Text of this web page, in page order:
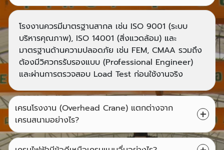
โรงงานควรมีมาตรฐานสากล เช่น ISO 9001 (ระบบ
บริหารคุณภาพ), ISO 14001 (สิ่งแวดล้อม) และ
มาตรฐานด้านความปลอดภัย เช่น FEM, CMAA รวมถึง
ต้องมีวิศวกรรับรองแบบ (Professional Engineer)
และผ่านการตรวจสอบ Load Test ก่อนใช้งานจริง
เครนโรงงาน (Overhead Crane) แตกต่างจาก
เครนสนามอย่างไร?